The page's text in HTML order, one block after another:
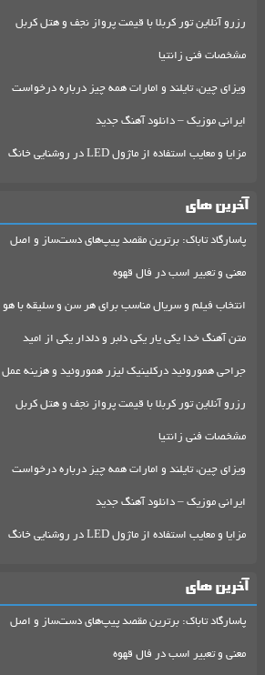
رزرو آنلاین تور کربلا با قیمت پرواز نجف و هتل کربل
مشخصات فنی زانتیا
ویزای چین، تایلند و امارات همه چیز درباره درخواست
ایرانی موزیک – دانلود آهنگ جدید
مزایا و معایب استفاده از ماژول LED در روشنایی خانگ
آخرین های
پاسارگاد تاباک: برترین مقصد پیپ‌های دست‌ساز و اصل
معنی و تعبیر اسب در فال قهوه
انتخاب فیلم و سریال مناسب برای هر سن و سلیقه با هو
متن آهنگ خدا یکی یار یکی دلبر و دلدار یکی از امید
جراحی هموروئید درکلینیک لیزر هموروئید و هزینه عمل
رزرو آنلاین تور کربلا با قیمت پرواز نجف و هتل کربل
مشخصات فنی زانتیا
ویزای چین، تایلند و امارات همه چیز درباره درخواست
ایرانی موزیک – دانلود آهنگ جدید
مزایا و معایب استفاده از ماژول LED در روشنایی خانگ
آخرین های
پاسارگاد تاباک: برترین مقصد پیپ‌های دست‌ساز و اصل
معنی و تعبیر اسب در فال قهوه